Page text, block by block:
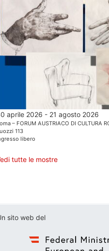
aprile 2026 - 21 agosto 2026
– FORUM AUSTRIACO DI CULTURA
113
libero
tutte le mostre
sito web del